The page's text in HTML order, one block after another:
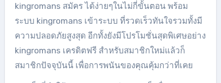
kingromans สมัคร ได้ง่ายๆในไม่กี่ขั้นตอน พร้อม
ระบบ kingromans เข้าระบบ ที่รวดเร็วทันใจรวมทั้งมี
ความปลอดภัยสูงสุด อีกทั้งยังมีโปรโมชั่นสุดพิเศษอย่าง
kingromans เครดิตฟรี สำหรับสมาชิกใหม่แล้วก็
สมาชิกปัจจุบันนี้ เพื่อการพนันของคุณคุ้มกว่าที่เคย